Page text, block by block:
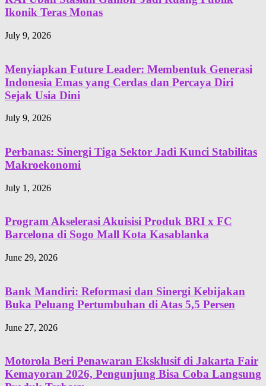
Ikonik Teras Monas
July 9, 2026
Menyiapkan Future Leader: Membentuk Generasi
Indonesia Emas yang Cerdas dan Percaya Diri
Sejak Usia Dini
July 9, 2026
Perbanas: Sinergi Tiga Sektor Jadi Kunci Stabilitas
Makroekonomi
July 1, 2026
Program Akselerasi Akuisisi Produk BRI x FC
Barcelona di Sogo Mall Kota Kasablanka
June 29, 2026
Bank Mandiri: Reformasi dan Sinergi Kebijakan
Buka Peluang Pertumbuhan di Atas 5,5 Persen
June 27, 2026
Motorola Beri Penawaran Eksklusif di Jakarta Fair
Kemayoran 2026, Pengunjung Bisa Coba Langsung